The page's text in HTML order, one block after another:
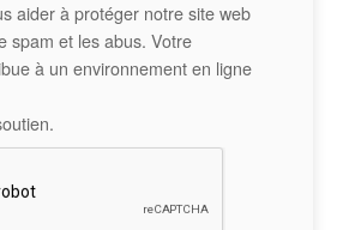
aider à protéger notre site web
spam et les abus. Votre
à un environnement en ligne